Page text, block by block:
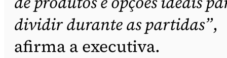
dividir durante as partidas”,
afirma a executiva.